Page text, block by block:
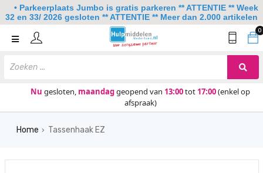
0
Nu gesloten, maandaggeopend van 13:00tot 17:00(enkel op
afspraak)
Home
Keuken
Home › Tassenhaak EZ
• Parkeerplaats Jumbo is gratis parkeren ** ATTENTIE ** Week
32 en 33/ 2026 gesloten ** ATTENTIE ** Meer dan 2.000 artikelen